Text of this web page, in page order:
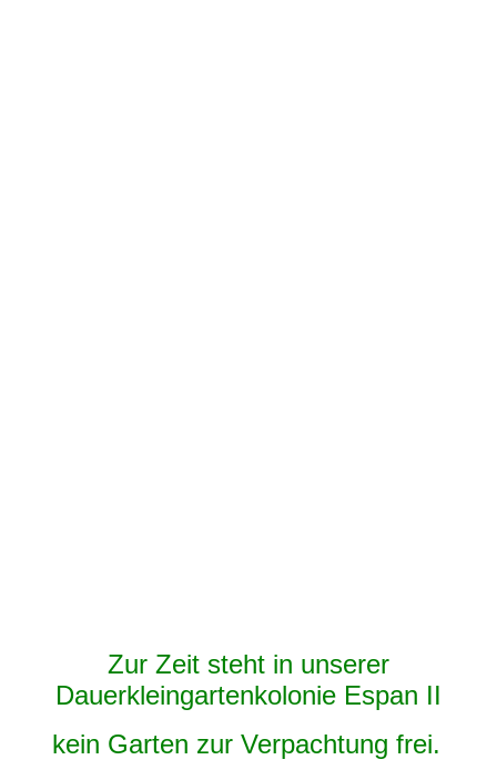
Zur Zeit steht in unserer
Dauerkleingartenkolonie Espan II
kein Garten zur Verpachtung frei.